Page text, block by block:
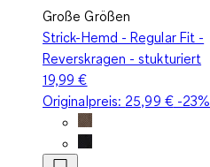
Große Größen
Strick-Hemd - Regular Fit -
Reverskragen - stukturiert
19,99 €
Originalpreis: 25,99 €-23%